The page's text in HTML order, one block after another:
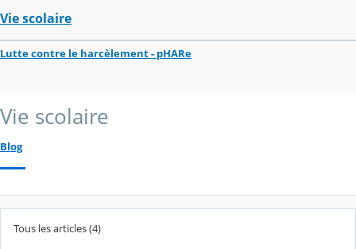
Vie scolaire
Lutte contre le harcèlement - pHARe
Vie scolaire
Blog
Tous les articles (4)